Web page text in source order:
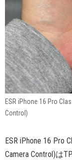
ESR iPhone 16 Pro
Control)
ESR iPhone 16 Pro
Camera Control)は